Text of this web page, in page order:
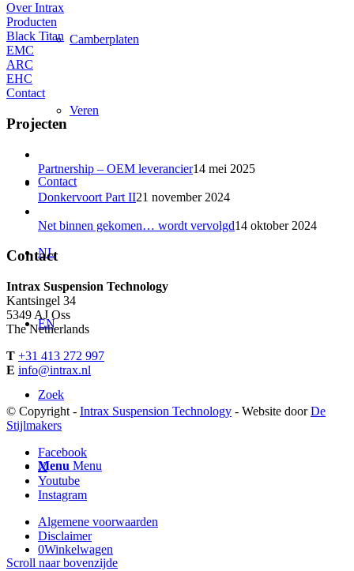
Camberplaten
Veren
Contact
NL
EN
Zoek
Menu Menu
0Winkelwagen
Over Intrax
Producten
Black Titan
EMC
ARC
EHC
Contact
Projecten
Partnership – OEM leverancier14 mei 2025
Donkervoort Part II21 november 2024
Net binnen gekomen… wordt vervolgd14 oktober 2024
Contact
Intrax Suspension Technology
Kantsingel 34
5349 AJ Oss
The Netherlands
T +31 413 272 997
E info@intrax.nl
© Copyright - Intrax Suspension Technology - Website doorDe
Stijlmakers
Facebook
X
Youtube
Instagram
Algemene voorwaarden
Disclaimer
Scroll naar bovenzijde